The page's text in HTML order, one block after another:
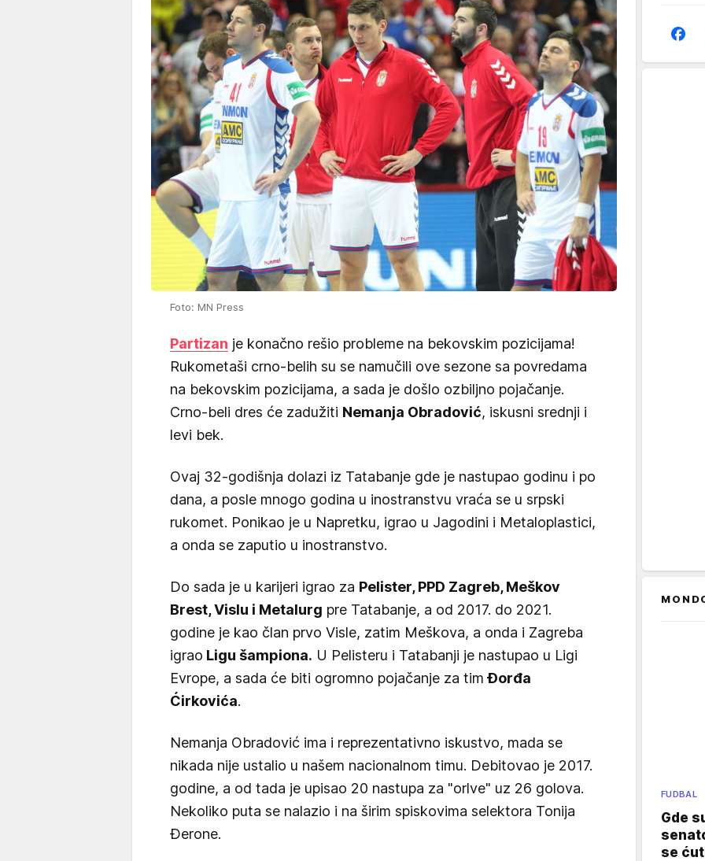
Foto: MN Press
Partizan je konačno rešio probleme na bekovskim pozicijama!
Rukometaši crno-belih su se namučili ove sezone sa povredama
na bekovskim pozicijama, a sada je došlo ozbiljno pojačanje.
Crno-beli dres će zadužiti Nemanja Obradović, iskusni srednji i
levi bek.
Ovaj 32-godišnja dolazi iz Tatabanje gde je nastupao godinu i po
dana, a posle mnogo godina u inostranstvu vraća se u srpski
rukomet. Ponikao je u Napretku, igrao u Jagodini i Metaloplastici,
a onda se zaputio u inostranstvo.
Do sada je u karijeri igrao za Pelister, PPD Zagreb, Meškov
Brest, Vislu i Metalurg pre Tatabanje, a od 2017. do 2021.
godine je kao član prvo Visle, zatim Meškova, a onda i Zagreba
igrao Ligu šampiona. U Pelisteru i Tatabanji je nastupao u Ligi
Evrope, a sada će biti ogromno pojačanje za timĐorđa
Ćirkovića.
Nemanja Obradović ima i reprezentativno iskustvo, mada se
nikada nije ustalio u našem nacionalnom timu. Debitovao je 2017.
godine, a od tada je upisao 20 nastupa za "orlve" uz 26 golova.
Nekoliko puta se nalazio i na širim spiskovima selektora Tonija
Đerone.
FUDBAL
Gde
se